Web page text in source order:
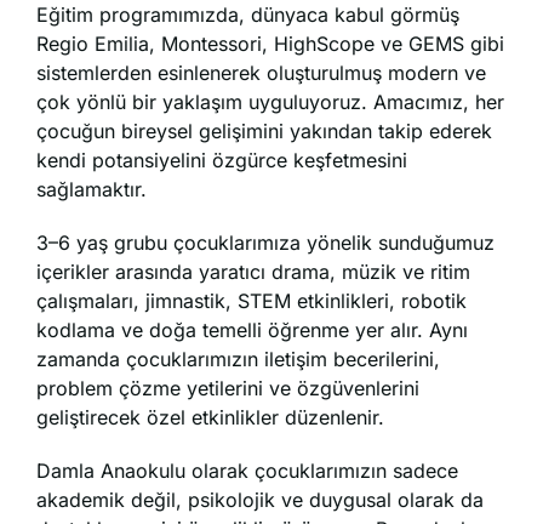
Eğitim programımızda, dünyaca kabul görmüş
Regio Emilia, Montessori, HighScope ve GEMS gibi
sistemlerden esinlenerek oluşturulmuş modern ve
çok yönlü bir yaklaşım uyguluyoruz. Amacımız, her
çocuğun bireysel gelişimini yakından takip ederek
kendi potansiyelini özgürce keşfetmesini
sağlamaktır.
3–6 yaş grubu çocuklarımıza yönelik sunduğumuz
içerikler arasında yaratıcı drama, müzik ve ritim
çalışmaları, jimnastik, STEM etkinlikleri, robotik
kodlama ve doğa temelli öğrenme yer alır. Aynı
zamanda çocuklarımızın iletişim becerilerini,
problem çözme yetilerini ve özgüvenlerini
geliştirecek özel etkinlikler düzenlenir.
Damla Anaokulu olarak çocuklarımızın sadece
akademik değil, psikolojik ve duygusal olarak da